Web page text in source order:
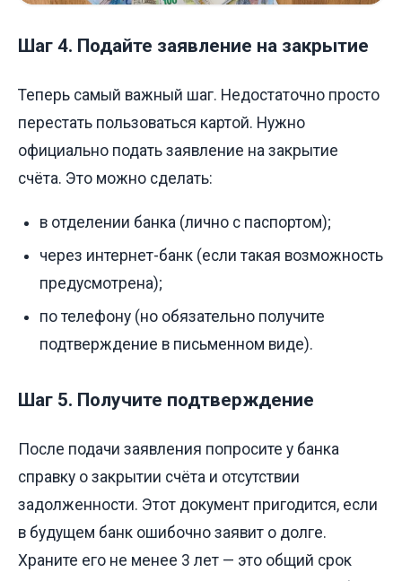
Шаг 4. Подайте заявление на закрытие
Теперь самый важный шаг. Недостаточно просто
перестать пользоваться картой. Нужно
официально подать заявление на закрытие
счёта. Это можно сделать:
в отделении банка (лично с паспортом);
через интернет-банк (если такая возможность
предусмотрена);
по телефону (но обязательно получите
подтверждение в письменном виде).
Шаг 5. Получите подтверждение
После подачи заявления попросите у банка
справку о закрытии счёта и отсутствии
задолженности. Этот документ пригодится, если
в будущем банк ошибочно заявит о долге.
Храните его не менее 3 лет — это общий срок